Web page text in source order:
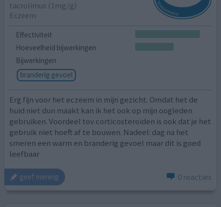
tacrolimus (1mg/g)
Eczeem
Effectiviteit
Hoeveelheid bijwerkingen
Bijwerkingen
branderig gevoel
Erg fijn voor het eczeem in mijn gezicht. Omdat het de
huid niet dun maakt kan ik het ook op mijn oogleden
gebruiken. Voordeel tov corticosteroïden is ook dat je het
gebruik niet hoeft af te bouwen. Nadeel: dag na het
smeren een warm en branderig gevoel maar dit is goed
leefbaar
geef mening 0 reacties